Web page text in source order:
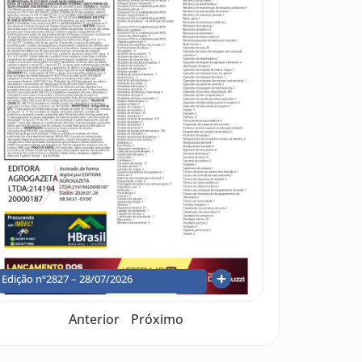
Edição nº2827 – 28/07/2026
Anterior Próximo